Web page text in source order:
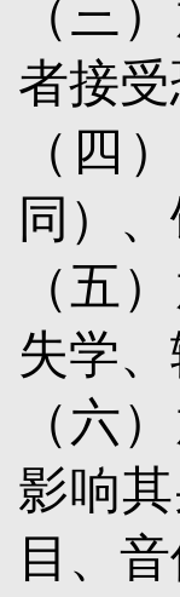
（三
者接
（四
同）
（五
失学、
（六
影响
目、